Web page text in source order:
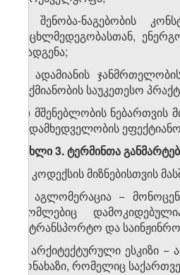
ვ) შენობა-ნაგებობის
ცეცხლმედეგობასთან,
დადგენა;
ზ) ადამიანის
საქმიანობის საუკეთესო
თ) მშენებლობის ნებართვის
ზედამხედველობის
მუხლი 3. ტერმინთა
ამ კოდექსის მიზნებისთვის
ა) აგლომერაცია −
რომლებიც
სატრანსპორტო და
ბ) არქიტექტურული ესკიზი
მონახაზი, რომელიც